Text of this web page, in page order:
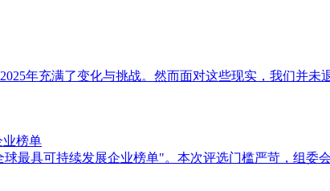
年充满了变化与挑战。然而面对这些现实，我们并
业榜单
最具可持续发展企业榜单"。本次评选门槛严苛，组委